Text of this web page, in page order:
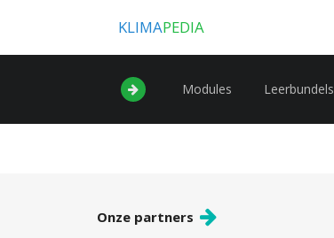
KLIMAPEDIA
Modules Leerbundels
Onze partners